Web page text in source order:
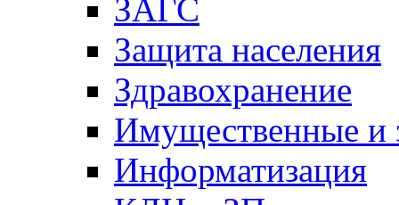
ЗАГС
Защита населения
Здравохранение
Имущественные и
Информатизация